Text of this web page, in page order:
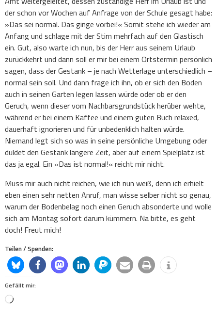
der schon vor Wochen auf Anfrage von der Schule gesagt habe:
»Das sei normal. Das ginge vorbei!« Somit stehe ich wieder am
Anfang und schlage mit der Stirn mehrfach auf den Glastisch
ein. Gut, also warte ich nun, bis der Herr aus seinem Urlaub
zurückkehrt und dann soll er mir bei einem Ortstermin persönlich
sagen, dass der Gestank – je nach Wetterlage unterschiedlich –
normal sein soll. Und dann frage ich ihn, ob er sich den Boden
auch in seinen Garten legen lassen würde oder ob er den
Geruch, wenn dieser vom Nachbarsgrundstück herüber wehte,
während er bei einem Kaffee und einem guten Buch relaxed,
dauerhaft ignorieren und für unbedenklich halten würde.
Niemand legt sich so was in seine persönliche Umgebung oder
duldet den Gestank längere Zeit, aber auf einem Spielplatz ist
das ja egal. Ein »Das ist normal!« reicht mir nicht.
Muss mir auch nicht reichen, wie ich nun weiß, denn ich erhielt
eben einen sehr netten Anruf, man wisse selber nicht so genau,
warum der Bodenbelag noch einen Geruch absonderte und wolle
sich am Montag sofort darum kümmern. Na bitte, es geht
doch! Freut mich!
Teilen / Spenden:
Gefällt mir:
Loading…